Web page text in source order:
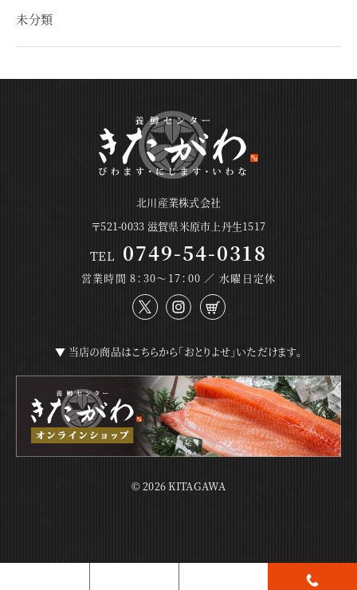
未分類
北川産業株式会社
〒521-0033 滋賀県米原市上丹生1517
TEL 0749-54-0318
営業時間 8：30～17：00 ／ 水曜日定休
▼ 当店の商品はこちらから「おとりよせ」いただけます。
© 2026 KITAGAWA